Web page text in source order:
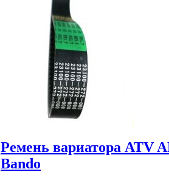
Ремень вариатора ATV
Bando